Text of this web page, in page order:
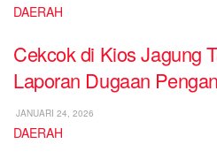
DAERAH
Cekcok di Kios Jagung
Laporan Dugaan
JANUARI 24, 2026
DAERAH